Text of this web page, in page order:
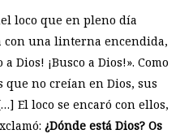
loco que en pleno día
una linterna encendida,
Dios! ¡Busco a Dios!». Como
que no creían en Dios, sus
El loco se encaró con ellos,
¿Dónde está Dios? Os